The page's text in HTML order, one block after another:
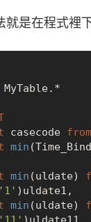
就是在程式裡
*
casecode from
min
min (uldate)
)uldate1,
min (uldate)